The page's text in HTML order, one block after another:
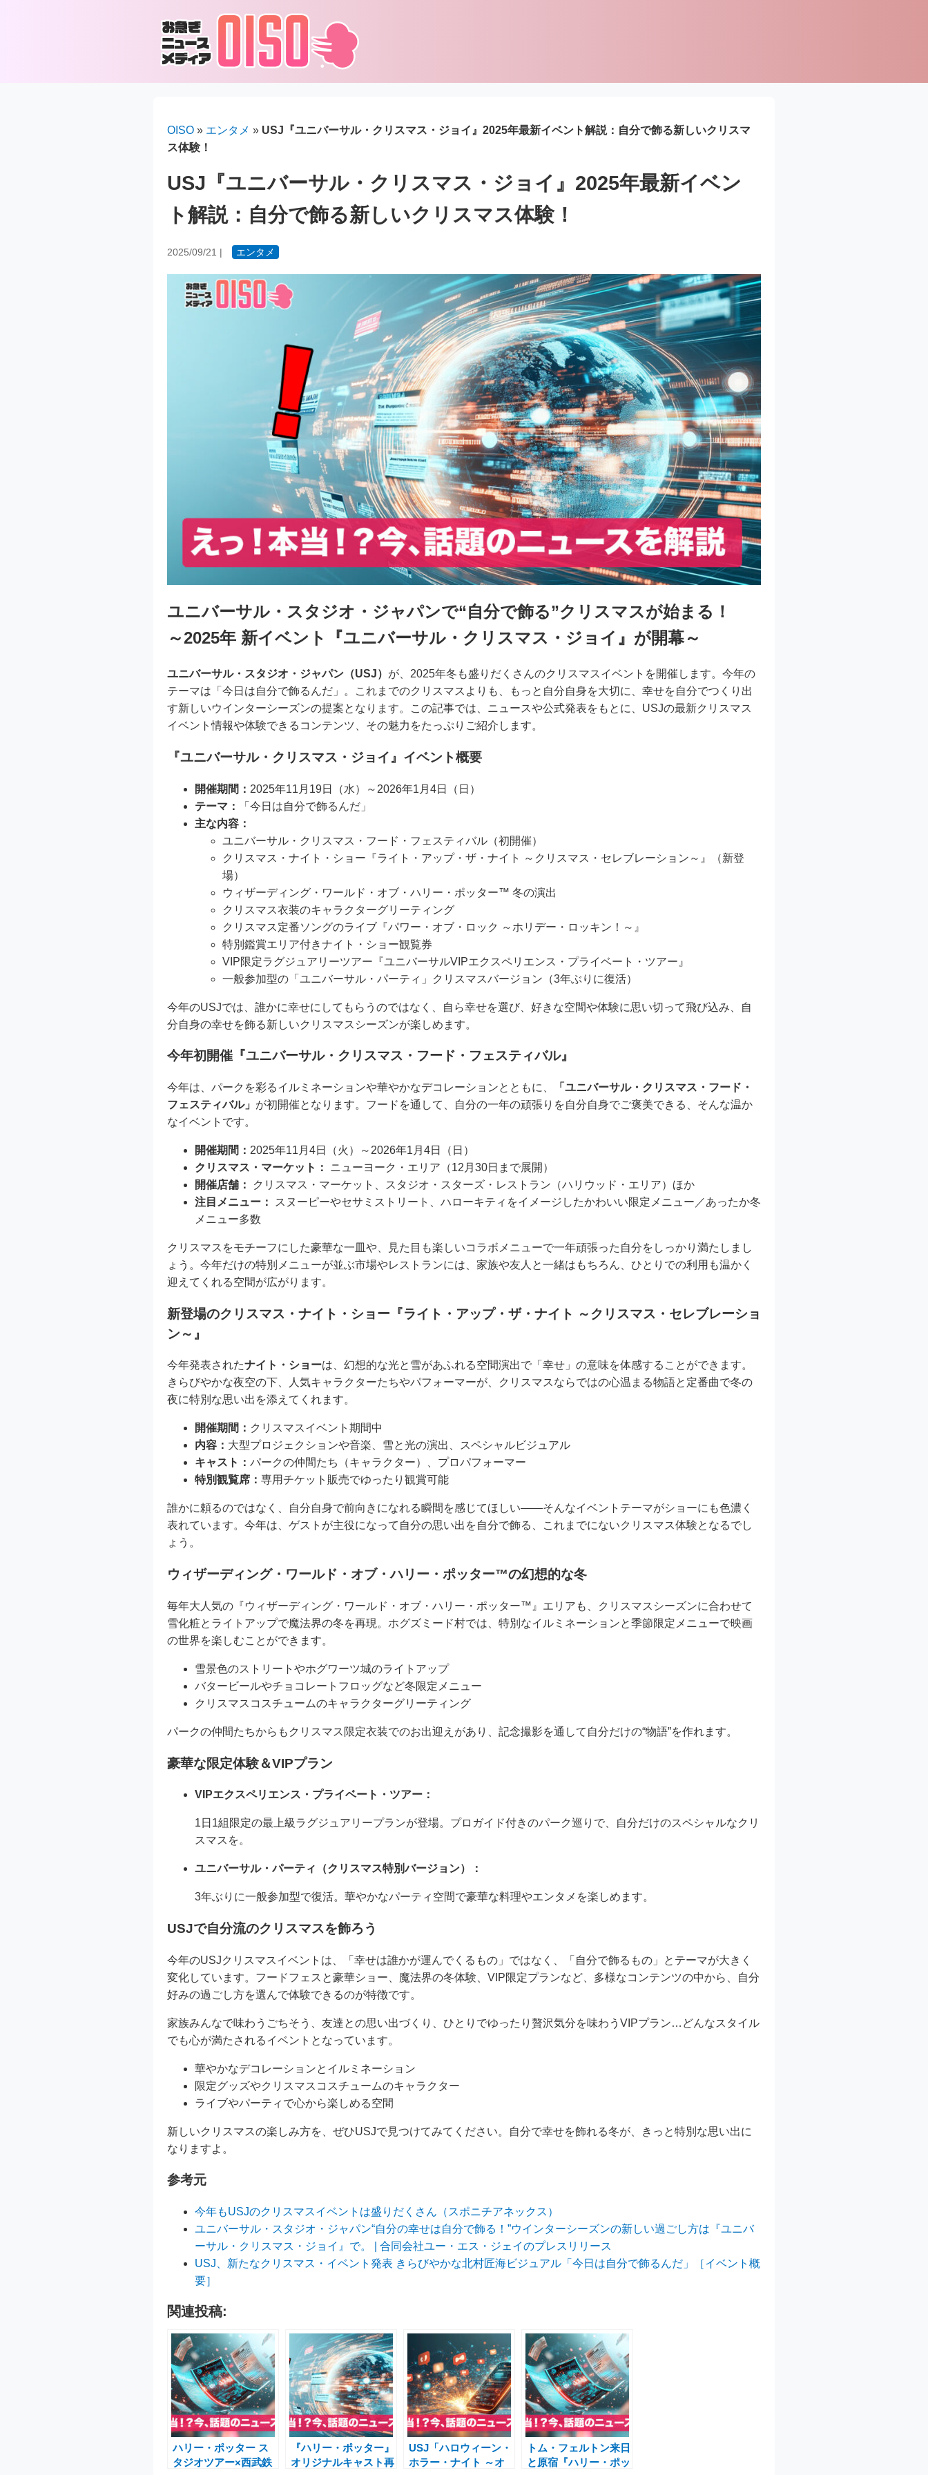
OISO » エンタメ » USJ『ユニバーサル・クリスマス・ジョイ』2025年最新イベント解説：自分で飾る新しいクリスマ
ス体験！
USJ『ユニバーサル・クリスマス・ジョイ』2025年最新イベン
ト解説：自分で飾る新しいクリスマス体験！
2025/09/21 | エンタメ
ユニバーサル・スタジオ・ジャパンで“自分で飾る”クリスマスが始まる！
～2025年 新イベント『ユニバーサル・クリスマス・ジョイ』が開幕～
ユニバーサル・スタジオ・ジャパン（USJ） が、2025年冬も盛りだくさんのクリスマスイベントを開催します。今年の
テーマは「今日は自分で飾るんだ」。これまでのクリスマスよりも、もっと自分自身を大切に、幸せを自分でつくり出
す新しいウインターシーズンの提案となります。この記事では、ニュースや公式発表をもとに、USJの最新クリスマス
イベント情報や体験できるコンテンツ、その魅力をたっぷりご紹介します。
『ユニバーサル・クリスマス・ジョイ』イベント概要
開催期間： 2025年11月19日（水）～2026年1月4日（日）
テーマ：
「今日は自分で飾るんだ」
主な内容：
ユニバーサル・クリスマス・フード・フェスティバル（初開催）
クリスマス・ナイト・ショー『ライト・アップ・ザ・ナイト ～クリスマス・セレブレーション～』（新登
場）
ウィザーディング・ワールド・オブ・ハリー・ポッター™ 冬の演出
クリスマス衣装のキャラクターグリーティング
クリスマス定番ソングのライブ『パワー・オブ・ロック ～ホリデー・ロッキン！～』
特別鑑賞エリア付きナイト・ショー観覧券
VIP限定ラグジュアリーツアー『ユニバーサルVIPエクスペリエンス・プライベート・ツアー』
一般参加型の「ユニバーサル・パーティ」クリスマスバージョン（3年ぶりに復活）
今年のUSJでは、誰かに幸せにしてもらうのではなく、自ら幸せを選び、好きな空間や体験に思い切って飛び込み、自
分自身の幸せを飾る新しいクリスマスシーズンが楽しめます。
今年初開催『ユニバーサル・クリスマス・フード・フェスティバル』
今年は、パークを彩るイルミネーションや華やかなデコレーションとともに、
「ユニバーサル・クリスマス・フード・
フェスティバル」 が初開催となります。フードを通して、自分の一年の頑張りを自分自身でご褒美できる、そんな温か
なイベントです。
開催期間： 2025年11月4日（火）～2026年1月4日（日）
クリスマス・マーケット：
ニューヨーク・エリア（12月30日まで展開）
開催店舗：
クリスマス・マーケット、スタジオ・スターズ・レストラン（ハリウッド・エリア）ほか
注目メニュー：
スヌーピーやセサミストリート、ハローキティをイメージしたかわいい限定メニュー／あったか冬
メニュー多数
クリスマスをモチーフにした豪華な一皿や、見た目も楽しいコラボメニューで一年頑張った自分をしっかり満たしまし
ょう。今年だけの特別メニューが並ぶ市場やレストランには、家族や友人と一緒はもちろん、ひとりでの利用も温かく
迎えてくれる空間が広がります。
新登場のクリスマス・ナイト・ショー『ライト・アップ・ザ・ナイト ～クリスマス・セレブレーショ
ン～』
今年発表されたナイト・ショーは、幻想的な光と雪があふれる空間演出で「幸せ」の意味を体感することができます。
きらびやかな夜空の下、人気キャラクターたちやパフォーマーが、クリスマスならではの心温まる物語と定番曲で冬の
夜に特別な思い出を添えてくれます。
開催期間： クリスマスイベント期間中
内容： 大型プロジェクションや音楽、雪と光の演出、スペシャルビジュアル
キャスト： パークの仲間たち（キャラクター）、プロパフォーマー
特別観覧席： 専用チケット販売でゆったり観賞可能
誰かに頼るのではなく、自分自身で前向きになれる瞬間を感じてほしい――そんなイベントテーマがショーにも色濃く
表れています。今年は、ゲストが主役になって自分の思い出を自分で飾る、これまでにないクリスマス体験となるでし
ょう。
ウィザーディング・ワールド・オブ・ハリー・ポッター™の幻想的な冬
毎年大人気の『ウィザーディング・ワールド・オブ・ハリー・ポッター™』エリアも、クリスマスシーズンに合わせて
雪化粧とライトアップで魔法界の冬を再現。ホグズミード村では、特別なイルミネーションと季節限定メニューで映画
の世界を楽しむことができます。
雪景色のストリートやホグワーツ城のライトアップ
バタービールやチョコレートフロッグなど冬限定メニュー
クリスマスコスチュームのキャラクターグリーティング
パークの仲間たちからもクリスマス限定衣装でのお出迎えがあり、記念撮影を通して自分だけの“物語”を作れます。
豪華な限定体験＆VIPプラン
VIPエクスペリエンス・プライベート・ツアー：
1日1組限定の最上級ラグジュアリープランが登場。プロガイド付きのパーク巡りで、自分だけのスペシャルなクリ
スマスを。
ユニバーサル・パーティ（クリスマス特別バージョン）：
3年ぶりに一般参加型で復活。華やかなパーティ空間で豪華な料理やエンタメを楽しめます。
USJで自分流のクリスマスを飾ろう
今年のUSJクリスマスイベントは、「幸せは誰かが運んでくるもの」ではなく、「自分で飾るもの」とテーマが大きく
変化しています。フードフェスと豪華ショー、魔法界の冬体験、VIP限定プランなど、多様なコンテンツの中から、自分
好みの過ごし方を選んで体験できるのが特徴です。
家族みんなで味わうごちそう、友達との思い出づくり、ひとりでゆったり贅沢気分を味わうVIPプラン…どんなスタイル
でも心が満たされるイベントとなっています。
華やかなデコレーションとイルミネーション
限定グッズやクリスマスコスチュームのキャラクター
ライブやパーティで心から楽しめる空間
新しいクリスマスの楽しみ方を、ぜひUSJで見つけてみてください。自分で幸せを飾れる冬が、きっと特別な思い出に
なりますよ。
参考元
今年もUSJのクリスマスイベントは盛りだくさん（スポニチアネックス）
ユニバーサル・スタジオ・ジャパン“自分の幸せは自分で飾る！”ウインターシーズンの新しい過ごし方は『ユニバ
ーサル・クリスマス・ジョイ』で。 | 合同会社ユー・エス・ジェイのプレスリリース
USJ、新たなクリスマス・イベント発表 きらびやかな北村匠海ビジュアル「今日は自分で飾るんだ」［イベント概
要］
関連投稿:
ハリー・ポッター ス
タジオツアー×西武鉄
『ハリー・ポッター』
オリジナルキャスト再
USJ「ハロウィーン・
ホラー・ナイト ～オ
トム・フェルトン来日
と原宿『ハリー・ポッ